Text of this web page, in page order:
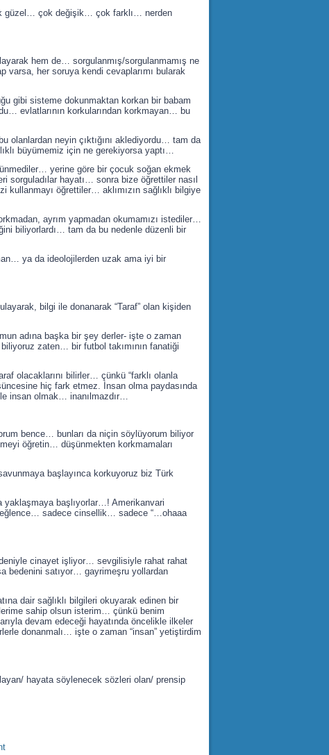
güzel… çok değişik… çok farklı… nerden
hem de… sorgulanmış/sorgulanmamış ne
varsa, her soruya kendi cevaplarımı bularak
gibi sisteme dokunmaktan korkan bir babam
evlatlarının korkularından korkmayan… bu
neyin çıktığını aklediyordu… tam da
büyümemiz için ne gerekiyorsa yaptı…
yerine göre bir çocuk soğan ekmek
hayatı… sonra bize öğrettiler nasıl
öğrettiler… aklımızın sağlıklı bilgiye
ayrım yapmadan okumamızı istediler…
biliyorlardı… tam da bu nedenle düzenli bir
ya da ideolojilerden uzak ama iyi bir
bilgi ile donanarak “Taraf” olan kişiden
adına başka bir şey derler- işte o zaman
zaten… bir futbol takımının fanatiği
olacaklarını bilirler… çünkü “farklı olanla
hiç fark etmez. İnsan olma paydasında
insan olmak… inanılmazdır…
bence… bunları da niçin söylüyorum biliyor
öğretin… düşünmekten korkmamaları
başlayınca korkuyoruz biz Türk
başlıyorlar…! Amerikanvari
sadece cinsellik… sadece “…ohaaa
cinayet işliyor… sevgilisiyle rahat rahat
bedenini satıyor… gayrimeşru yollardan
dair sağlıklı bilgileri okuyarak edinen bir
sahip olsun isterim… çünkü benim
devam edeceği hayatında öncelikle ilkeler
donanmalı… işte o zaman “insan” yetiştirdim
hayata söylenecek sözleri olan/ prensip